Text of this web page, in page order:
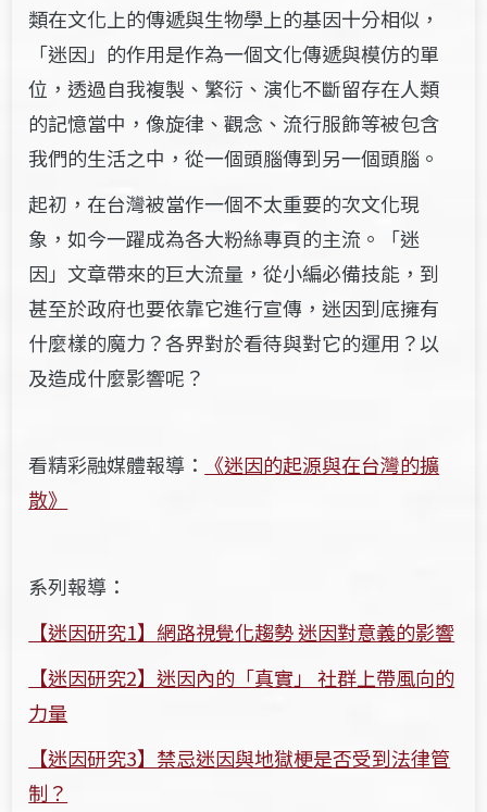
類在文化上的傳遞與生物學上的基因十分相似，
「迷因」的作用是作為一個文化傳遞與模仿的單
位，透過自我複製、繁衍、演化不斷留存在人類
的記憶當中，像旋律、觀念、流行服飾等被包含
我們的生活之中，從一個頭腦傳到另一個頭腦。
起初，在台灣被當作一個不太重要的次文化現
象，如今一躍成為各大粉絲專頁的主流。「迷
因」文章帶來的巨大流量，從小編必備技能，到
甚至於政府也要依靠它進行宣傳，迷因到底擁有
什麼樣的魔力？各界對於看待與對它的運用？以
及造成什麼影響呢？
看精彩融媒體報導：
《迷因的起源與在台灣的擴
散》
系列報導：
【迷因研究1】網路視覺化趨勢 迷因對意義的影響
【迷因研究2】迷因內的「真實」 社群上帶風向的
力量
【迷因研究3】禁忌迷因與地獄梗是否受到法律管
制？